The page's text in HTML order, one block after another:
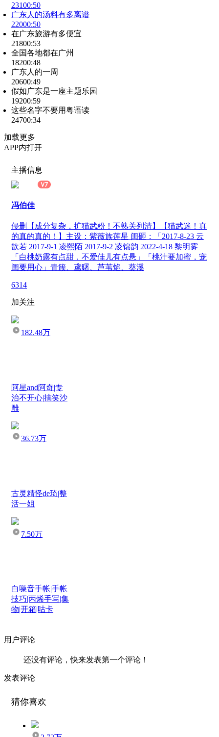
23100:50
广东人的汤料有多离谱
22000:50
在广东旅游有多便宜
21800:53
全国各地都在广州
18200:48
广东人的一周
20600:49
假如广东是一座主题乐园
19200:59
这些名字不要用粤语读
24700:34
加载更多
APP内打开
主播信息
冯伯佳
侵删【成分复杂，扩猫武粉！不熟关列清】【猫武迷！真
的真的真的！】主设：紫薇族莲星 闺砸：「2017-8-23 云
歆若 2017-9-1 凌熙陌 2017-9-2 凌锦韵 2022-4-18 黎明雾
「白桃奶露有点甜，不爱佳儿有点悬」「桃汁要加蜜，宠
闺要用心」青簇、鸢曙、芦苇焰、葵溪
6314
加关注
182.48万
阿星and阿奇|专
治不开心|搞笑沙
雕
36.73万
古灵精怪de琦|整
活一姐
7.50万
白噪音手帐|手帐
技巧|丙烯手写|集
物|开箱|咕卡
用户评论
还没有评论，快来发表第一个评论！
发表评论
猜你喜欢